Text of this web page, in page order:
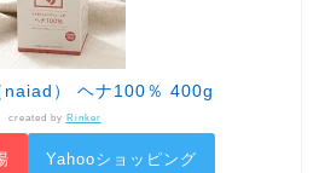
naiad） ヘナ100％ 400g
created by Rinker
Yahooショッピング